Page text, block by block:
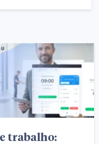
trabalho: